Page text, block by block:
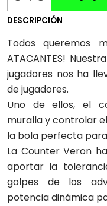
Cantidad
DESCRIPCIÓN
Todos queremos
ATACANTES!
jugadores nos ha
de jugadores.
Uno de ellos, el
muralla y controlar
la bola perfecta
La Counter Veron
aportar la
golpes de los
potencia dinámica